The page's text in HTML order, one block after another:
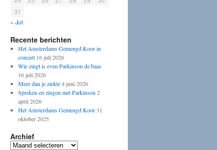
31
« Jul
Recente berichten
Het Amsterdams Gemengd Koor in
concert 16 juli 2026
Wie zingt is even Parkinson de baas
16 juli 2026
Meer dan je ziekte 4 juni 2026
Spreken en zingen met Parkinson 2
april 2026
Het Amsterdams Gemengd Koor 31
oktober 2025
Archief
Archief